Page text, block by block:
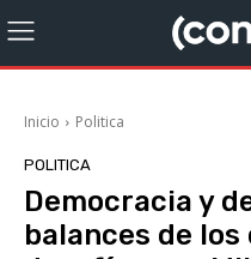
Inicio Politica
POLITICA
Democracia y
balances de